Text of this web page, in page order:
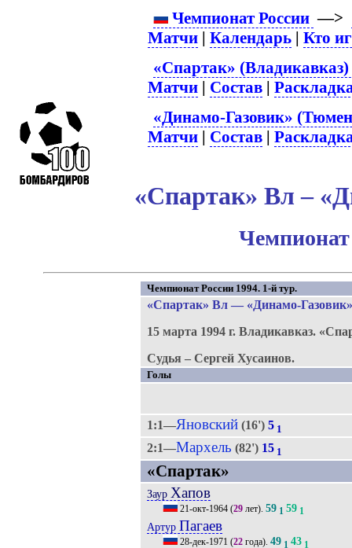
Чемпионат России —>
Матчи |Календарь |Кто
«Спартак» (Владикавказ)
Матчи | Состав |
«Динамо-Газовик»
Матчи | Состав |
«Спартак» Вл –
Чемпионат
Чемпионат России 1994. 1-й тур.
«Спартак» Вл— «Динамо-Газовик»
15 марта 1994 г. Владикавказ.
Судья – Сергей Хусаинов.
Голы
1:1—Яновский(16') 5 1
2:1—Мархель (82') 15 1
«Спартак»
Заур Хапов
21-окт-1964(29лет). 59 1 59 1
Артур Пагаев
28-дек-1971 (22года). 49 1 43 1